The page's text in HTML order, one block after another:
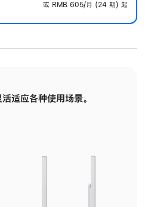
或 RMB 605/月 (24 期) 起
活适应各种使用场景。